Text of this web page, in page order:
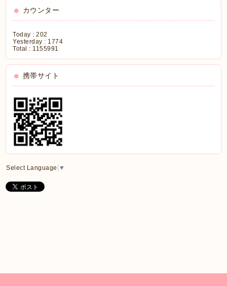
カウンター
Today :202
Yesterday : 1774
Total : 1155991
携帯サイト
Select Language ▼